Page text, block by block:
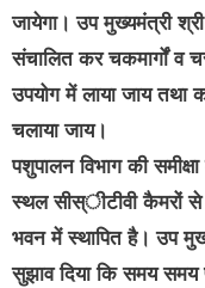
जायेगा। उप मुख्यमंत्री श्री
संचालित कर चकमार्गों व
उपयोग में लाया जाय तथा
चलाया जाय।
पशुपालन विभाग की
स्थल सीस्ीटीवी कैमरों से
भवन में स्थापित है। उप
सुझाव दिया कि समय समय